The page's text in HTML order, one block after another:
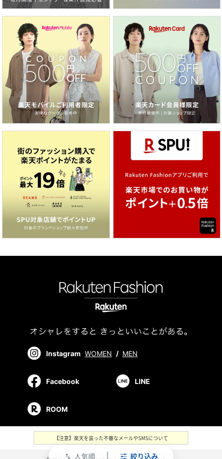
swap_vert 人気順 絞り込み
Instagram WOMEN / MEN
Facebook LINE
ROOM
【注意】楽天を装った不審なメールやSMSについて